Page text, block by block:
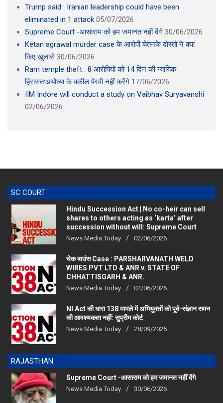
Trump said : Iranian leadership could have been
eliminated in 1 attack 05/07/2026
Supreme Court -आसाराम को हम जमानत नहीं देंगे 30/06/2026
Ketan agrawal murder case के आरोपी चेतनके दोस्तों ने क्या
किए खुलासे 30/06/2026
Ram temple theft : 8 आरोपियों को 14 दिन की न्यायिक
हिरासत:अयोध्या के वकील पैरवी नहीं करेंगे 17/06/2026
IIM Indore will conduct a study on Vaibhav Suryavanshi
02/06/2026
SC COURT
Hindu Succession Act | No co-heir can sell
shares to others acting as ‘karta’ after
succession without will: Supreme Court
News Media Today 02/06/2026
चेक बाउंस Case : PARSHARVANATH WELD
WIRES PVT LTD & ANR v. STATE OF
CHHATTISGARH & ANR.
News Media Today 02/06/2026
NI Act की धारा 138 मामले में अभियुक्तों को पूर्व-संज्ञान समन
की आवश्यकता नहीं: सुप्रीम कोर्ट
News Media Today 28/09/2025
RAJASTHAN
Supreme Court -आसाराम को हम जमानत नहीं देंगे
News Media Today 30/06/2026